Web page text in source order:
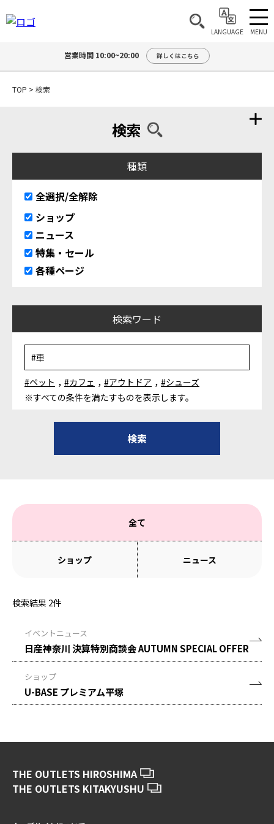
LANGUAGE MENU
営業時間 10:00~20:00 詳しくはこちら
TOP > 検索
検索
種類
全選択/全解除
ショップ
ニュース
特集・セール
各種ページ
検索ワード
#ペット , #カフェ , #アウトドア , #シューズ
※すべての条件を満たすものを表示します。
全て
ショップ ニュース
検索結果 2件
イベントニュース
日産神奈川 決算特別商談会 AUTUMN SPECIAL OFFER
ショップ
U-BASE プレミアム平塚
THE OUTLETS HIROSHIMA
THE OUTLETS KITAKYUSHU